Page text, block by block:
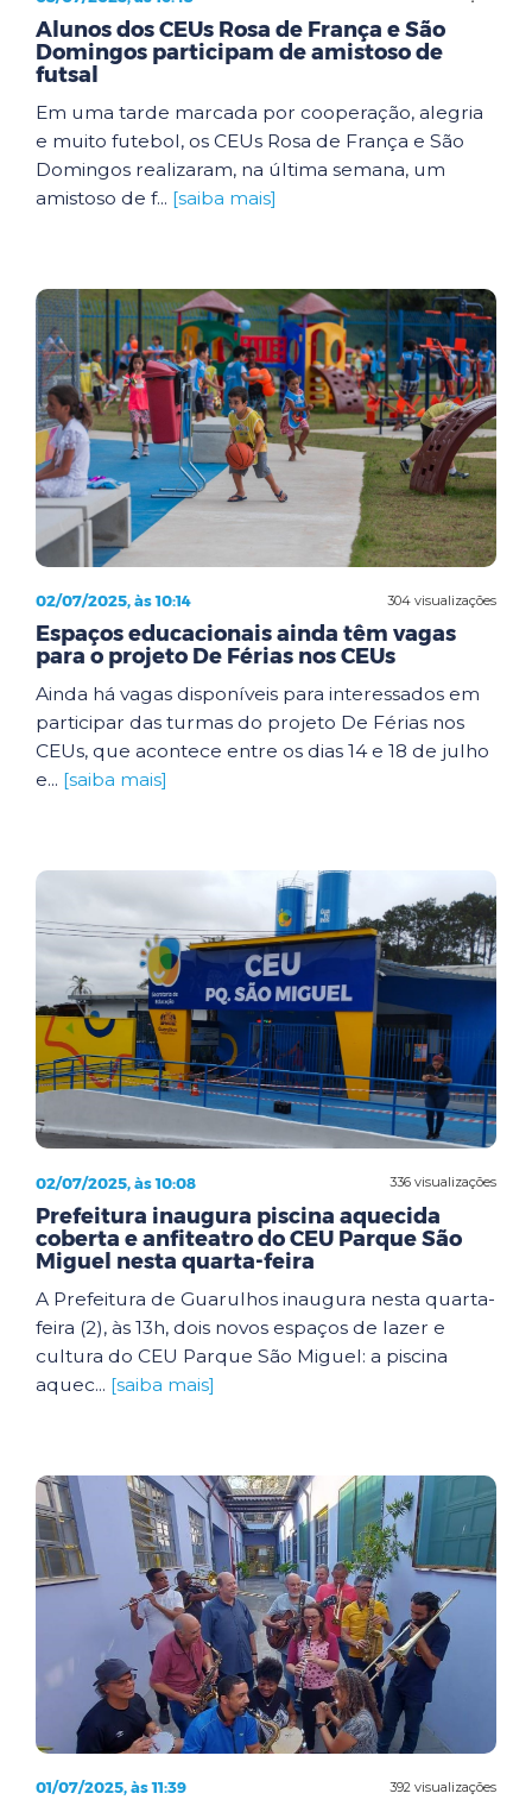
Alunos dos CEUs Rosa de França e São
Domingos participam de amistoso de
futsal
Em uma tarde marcada por cooperação, alegria
e muito futebol, os CEUs Rosa de França e São
Domingos realizaram, na última semana, um
amistoso de f... [saiba mais]
304 visualizações
02/07/2025, às 10:14
Espaços educacionais ainda têm vagas
para o projeto De Férias nos CEUs
Ainda há vagas disponíveis para interessados em
participar das turmas do projeto De Férias nos
CEUs, que acontece entre os dias 14 e 18 de julho
e... [saiba mais]
336 visualizações
02/07/2025, às 10:08
Prefeitura inaugura piscina aquecida
coberta e anfiteatro do CEU Parque São
Miguel nesta quarta-feira
A Prefeitura de Guarulhos inaugura nesta quarta-
feira (2), às 13h, dois novos espaços de lazer e
cultura do CEU Parque São Miguel: a piscina
aquec... [saiba mais]
392 visualizações
01/07/2025, às 11:39